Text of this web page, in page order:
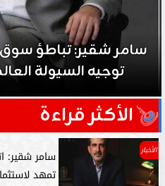
سامر شقير: تباطؤ سوق
توجيه السيولة
الأكثر قراءة
الأخبار
تمهد